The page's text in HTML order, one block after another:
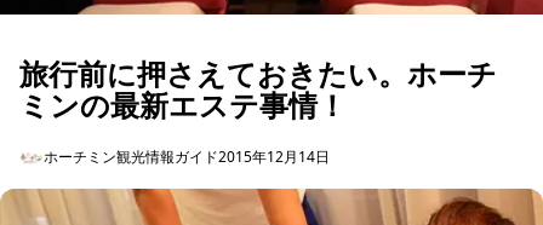
旅行前に押さえておきたい。ホーチ
ミンの最新エステ事情！
ホーチミン観光情報ガイド2015年12月14日